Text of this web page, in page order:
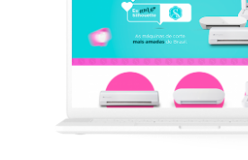
Léia Pastori